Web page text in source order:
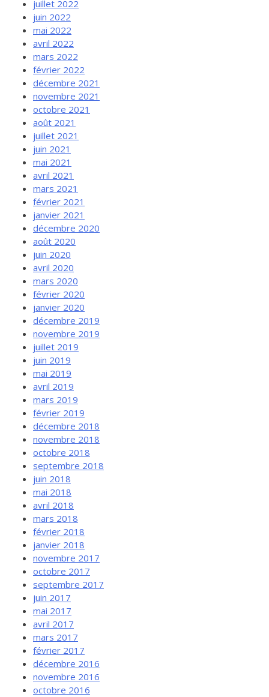
juillet 2022
juin 2022
mai 2022
avril 2022
mars 2022
février 2022
décembre 2021
novembre 2021
octobre 2021
août 2021
juillet 2021
juin 2021
mai 2021
avril 2021
mars 2021
février 2021
janvier 2021
décembre 2020
août 2020
juin 2020
avril 2020
mars 2020
février 2020
janvier 2020
décembre 2019
novembre 2019
juillet 2019
juin 2019
mai 2019
avril 2019
mars 2019
février 2019
décembre 2018
novembre 2018
octobre 2018
septembre 2018
juin 2018
mai 2018
avril 2018
mars 2018
février 2018
janvier 2018
novembre 2017
octobre 2017
septembre 2017
juin 2017
mai 2017
avril 2017
mars 2017
février 2017
décembre 2016
novembre 2016
octobre 2016